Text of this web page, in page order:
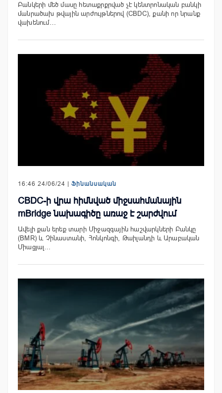
Բանկերի մեծ մասը հետաքրքրված չէ կենտրոնական բանկի
մանրածախ թվային արժույթներով (CBDC), քանի որ նրանք
վախենում…
16:46 24/06/24 | Ֆինանսական
CBDC-ի վրա հիմնված միջսահմանային
mBridge նախագիծը առաջ է շարժվում
Ավելի քան երեք տարի Միջազգային հաշվարկների Բանկը
(BMR) և Չինաստանի, Հոնկոնգի, Թաիլանդի և Արաբական
Միացյալ…